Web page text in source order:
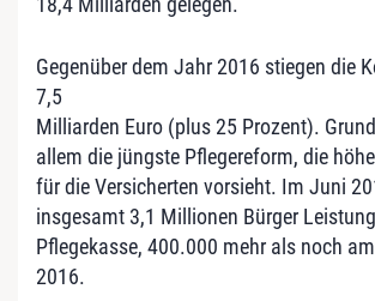
Gegenüber dem Jahr 2016 stiegen die
7,5
Milliarden Euro (plus 25 Prozent).
allem die jüngste Pflegereform, die
für die Versicherten vorsieht. Im Juni
insgesamt 3,1 Millionen Bürger
Pflegekasse, 400.000 mehr als noch
2016.